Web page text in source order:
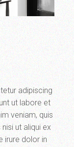
adipiscing
ut labore et
veniam, quis
ut aliqui ex
irure dolor in